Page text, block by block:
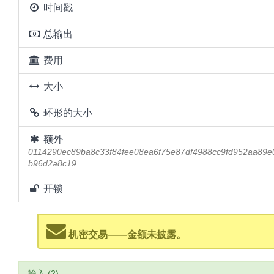
时间戳
总输出
费用
大小
环形的大小
额外
b96d2a8c19
开锁
机密交易——金额未披露。